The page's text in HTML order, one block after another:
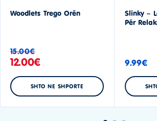
Woodlets Trego Orën
15.00€
12.00€
SHTO NE SHPORTE
Slinky –
Për
9.99€